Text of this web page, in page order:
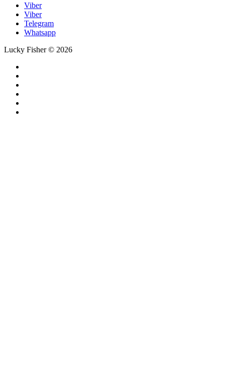
Viber
Viber
Telegram
Whatsapp
Lucky Fisher © 2026